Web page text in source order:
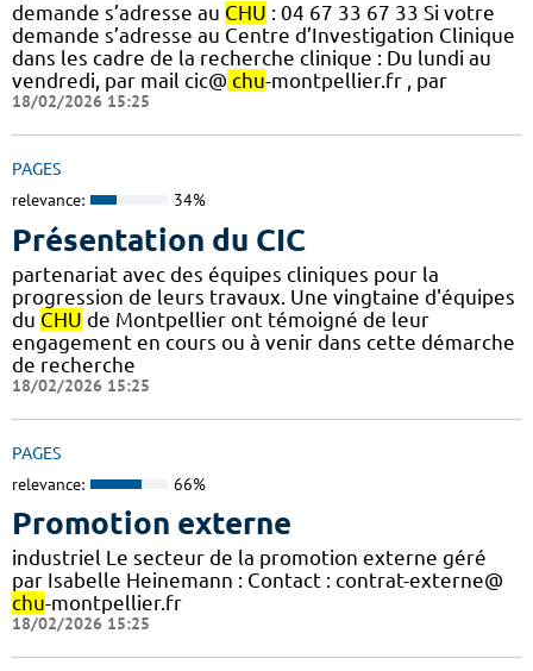
demande s’adresse au CHU : 04 67 33 67 33 Si votre
demande s’adresse au Centre d’Investigation Clinique
dans les cadre de la recherche clinique : Du lundi au
vendredi, par mail cic@ chu-montpellier.fr , par
18/02/2026 15:25
PAGES
relevance: 34%
Présentation du CIC
partenariat avec des équipes cliniques pour la
progression de leurs travaux. Une vingtaine d'équipes
du CHU de Montpellier ont témoigné de leur
engagement en cours ou à venir dans cette démarche
de recherche
18/02/2026 15:25
PAGES
relevance: 66%
Promotion externe
industriel Le secteur de la promotion externe géré
par Isabelle Heinemann : Contact : contrat-externe@
chu-montpellier.fr
18/02/2026 15:25